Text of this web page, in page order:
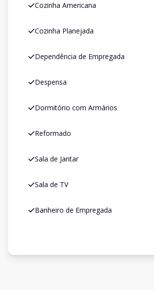
Cozinha Americana
Cozinha Planejada
Dependência de Empregada
Despensa
Dormitório com Armários
Reformado
Sala de Jantar
Sala de TV
Banheiro de Empregada